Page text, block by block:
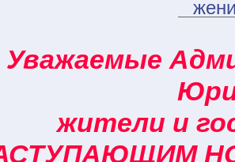
Уважаемые
жители и